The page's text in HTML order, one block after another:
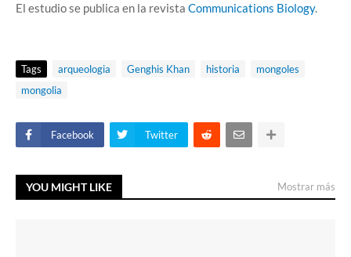
El estudio se publica en la revista Communications Biology.
Tags arqueologia Genghis Khan historia
mongoles
mongolia
Facebook Twitter
YOU MIGHT LIKE Mostrar más